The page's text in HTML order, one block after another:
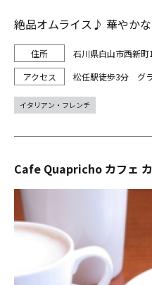
絶品オムライス♪ 華やか
石川県白山市西新
松任駅徒歩3分 グ
イタリアン・フレンチ
Cafe Quapricho カフェ